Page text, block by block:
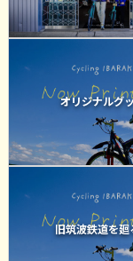
オリジナルグ
旧筑波鉄道を廻